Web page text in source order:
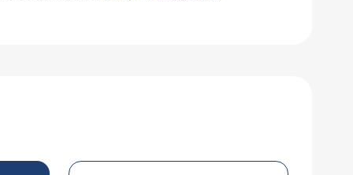
считается положительным при